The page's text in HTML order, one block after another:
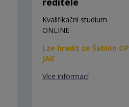
Kvalifikační studium
ONLINE
Lze hradit ze Šablon OP
JAK
Více informací